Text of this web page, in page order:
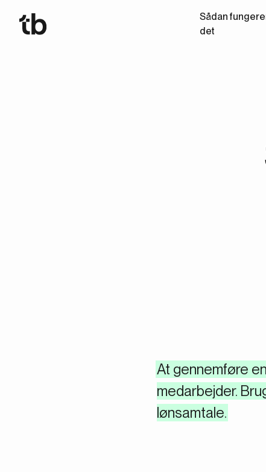
Sådan
det
At gennemføre
medarbejder.
lønsamtale.